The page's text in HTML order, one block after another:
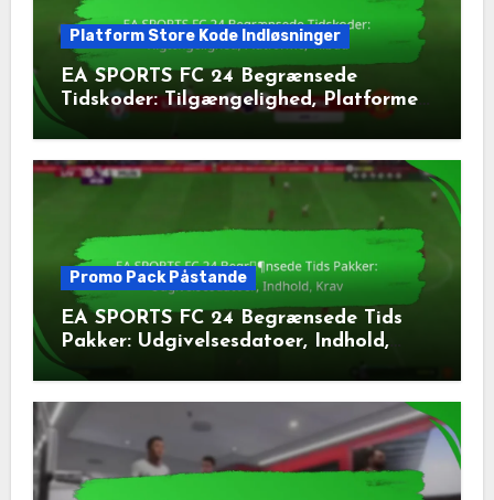
Platform Store Kode Indløsninger
EA SPORTS FC 24 Begrænsede
Tidskoder: Tilgængelighed, Platforme,
Tilbud
Promo Pack Påstande
EA SPORTS FC 24 Begrænsede Tids
Pakker: Udgivelsesdatoer, Indhold,
Krav